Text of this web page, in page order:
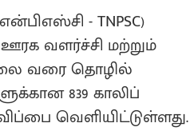
- TNPSC)
வளர்ச்சி மற்றும்
வரை தொழில்
839 காலிப்
வெளியிட்டுள்ளது.